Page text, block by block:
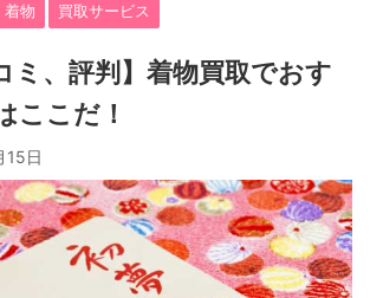
着物 買取サービス
ミ、評判】着物買取でおす
ここだ！
15日